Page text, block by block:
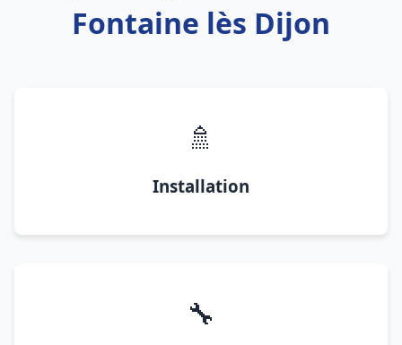
Fontaine lès Dijon
🚿
Installation
🔧